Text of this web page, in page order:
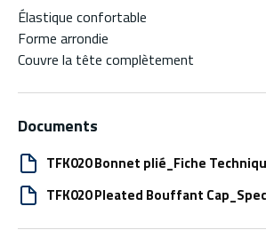
Élastique confortable
Forme arrondie
Couvre la tête complètement
Documents
TFK020 Bonnet plié_Fiche
TFK020 Pleated Bouffant